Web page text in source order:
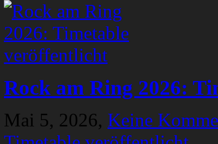
Rock am Ring 2026:
Mai 5, 2026, Keine